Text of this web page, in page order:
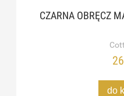
CZARNA OBRĘCZ
do